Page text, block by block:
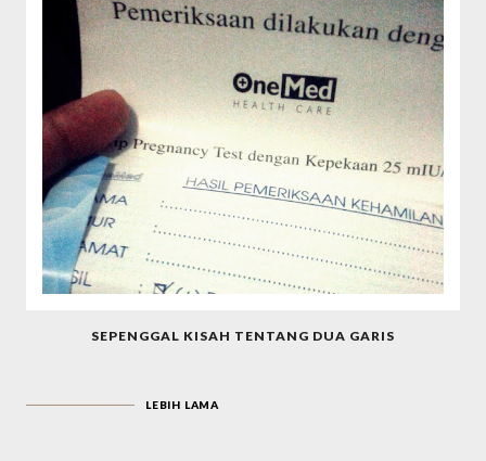
SEPENGGAL KISAH TENTANG DUA GARIS
LEBIH LAMA